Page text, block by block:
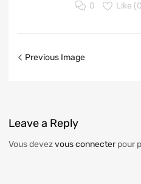
0 Like (0
Previous Image
Leavea Reply
Vous devezvous connecterpour